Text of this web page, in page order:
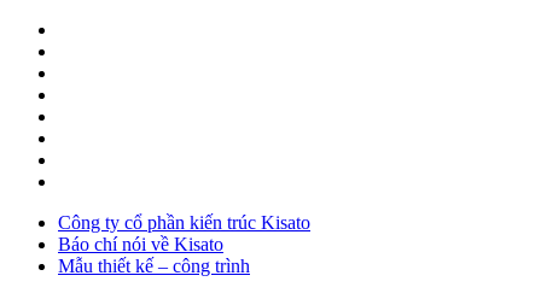
Công ty cổ phần kiến trúc Kisato
Báo chí nói về Kisato
Mẫu thiết kế – công trình